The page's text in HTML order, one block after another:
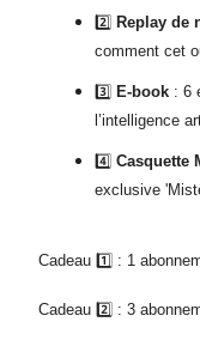
2️⃣ Replay de
comment cet
3️⃣ E-book : 6
l’intelligence
4️⃣ Casquette
exclusive
Cadeau 1️⃣ : 1
Cadeau 2️⃣ : 3